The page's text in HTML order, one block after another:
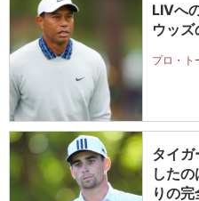
LIVへ
ウッ
プロ・ト
タイガ
した
りの